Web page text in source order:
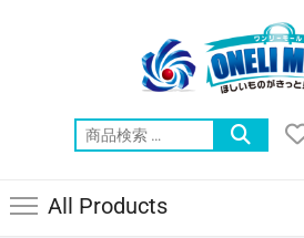
索
All Products